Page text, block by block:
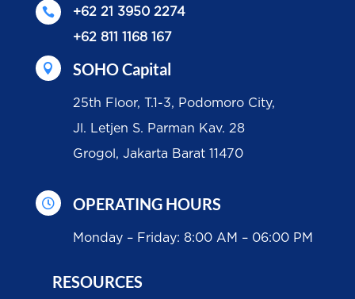

+62 21 3950 2274
+62 811 1168 167
 SOHO Capital
25th Floor, T.1-3, Podomoro City,
Jl. Letjen S. Parman Kav. 28
Grogol, Jakarta Barat 11470
 OPERATING HOURS
Monday – Friday: 8:00 AM – 06:00 PM
RESOURCES